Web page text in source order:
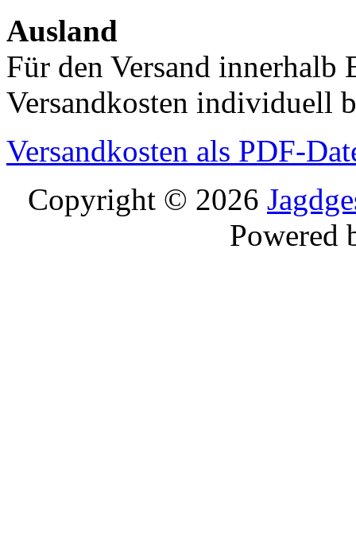
Ausland
Für den Versand innerhalb
Versandkosten individuell
Versandkosten als PDF-
Copyright © 2026
Powered